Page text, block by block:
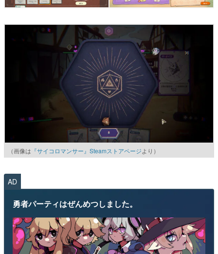
（画像は 『サイコロマンサー』Steamストアページより）
AD
勇者パーティはぜんめつしました。